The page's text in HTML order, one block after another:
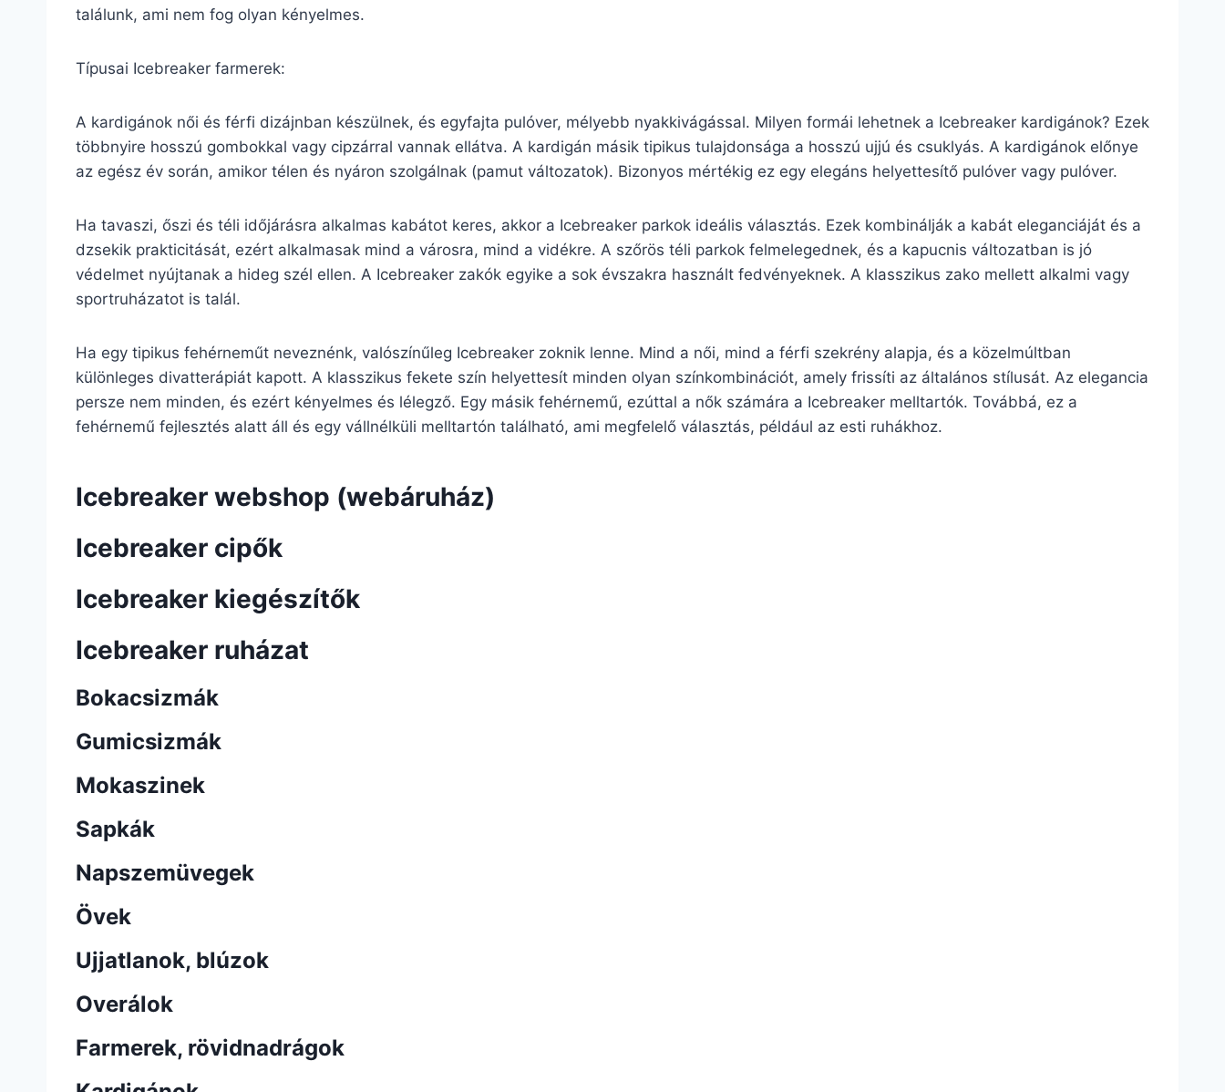
találunk, ami nem fog olyan kényelmes.
Típusai Icebreaker farmerek:
A kardigánok női és férfi dizájnban készülnek, és egyfajta pulóver, mélyebb nyakkivágással. Milyen formái lehetnek a Icebreaker kardigánok? Ezek
többnyire hosszú gombokkal vagy cipzárral vannak ellátva. A kardigán másik tipikus tulajdonsága a hosszú ujjú és csuklyás. A kardigánok előnye
az egész év során, amikor télen és nyáron szolgálnak (pamut változatok). Bizonyos mértékig ez egy elegáns helyettesítő pulóver vagy pulóver.
Ha tavaszi, őszi és téli időjárásra alkalmas kabátot keres, akkor a Icebreaker parkok ideális választás. Ezek kombinálják a kabát eleganciáját és a
dzsekik prakticitását, ezért alkalmasak mind a városra, mind a vidékre. A szőrös téli parkok felmelegednek, és a kapucnis változatban is jó
védelmet nyújtanak a hideg szél ellen. A Icebreaker zakók egyike a sok évszakra használt fedvényeknek. A klasszikus zako mellett alkalmi vagy
sportruházatot is talál.
Ha egy tipikus fehérneműt neveznénk, valószínűleg Icebreaker zoknik lenne. Mind a női, mind a férfi szekrény alapja, és a közelmúltban
különleges divatterápiát kapott. A klasszikus fekete szín helyettesít minden olyan színkombinációt, amely frissíti az általános stílusát. Az elegancia
persze nem minden, és ezért kényelmes és lélegző. Egy másik fehérnemű, ezúttal a nők számára a Icebreaker melltartók. Továbbá, ez a
fehérnemű fejlesztés alatt áll és egy vállnélküli melltartón található, ami megfelelő választás, például az esti ruhákhoz.
Icebreaker webshop (webáruház)
Icebreaker cipők
Icebreaker kiegészítők
Icebreaker ruházat
Bokacsizmák
Gumicsizmák
Mokaszinek
Sapkák
Napszemüvegek
Övek
Ujjatlanok, blúzok
Overálok
Farmerek, rövidnadrágok